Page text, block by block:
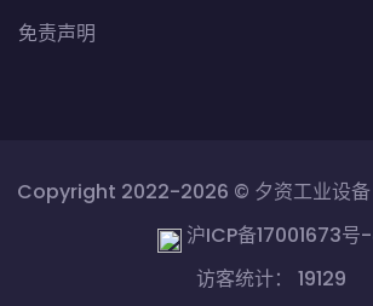
免责声明
Copyright 2022-2026 © 夕资工业设
沪ICP备17001673号
访客统计： 19129